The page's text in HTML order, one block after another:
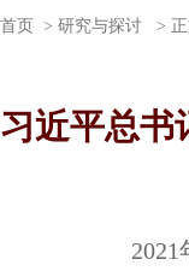
首页 > 研究与探讨 > 正
习近平总书